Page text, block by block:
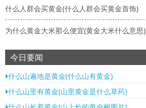
什么人群会买黄金(什么人群会买黄金首饰)
为什么黄金大米那么便宜(黄金大米什么意思)
今日要闻
什么山遍地是黄金(什么山有黄金)
什么山里有黄金(山里黄金是什么草药)